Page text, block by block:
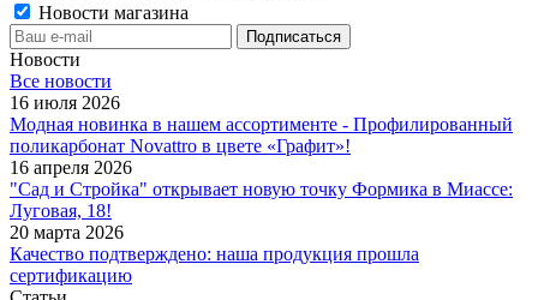
Новости магазина
Новости
Все новости
16 июля 2026
Модная новинка в нашем ассортименте - Профилированный
поликарбонат Novattro в цвете «Графит»!
16 апреля 2026
"Сад и Стройка" открывает новую точку Формика в Миассе:
Луговая, 18!
20 марта 2026
Качество подтверждено: наша продукция прошла
сертификацию